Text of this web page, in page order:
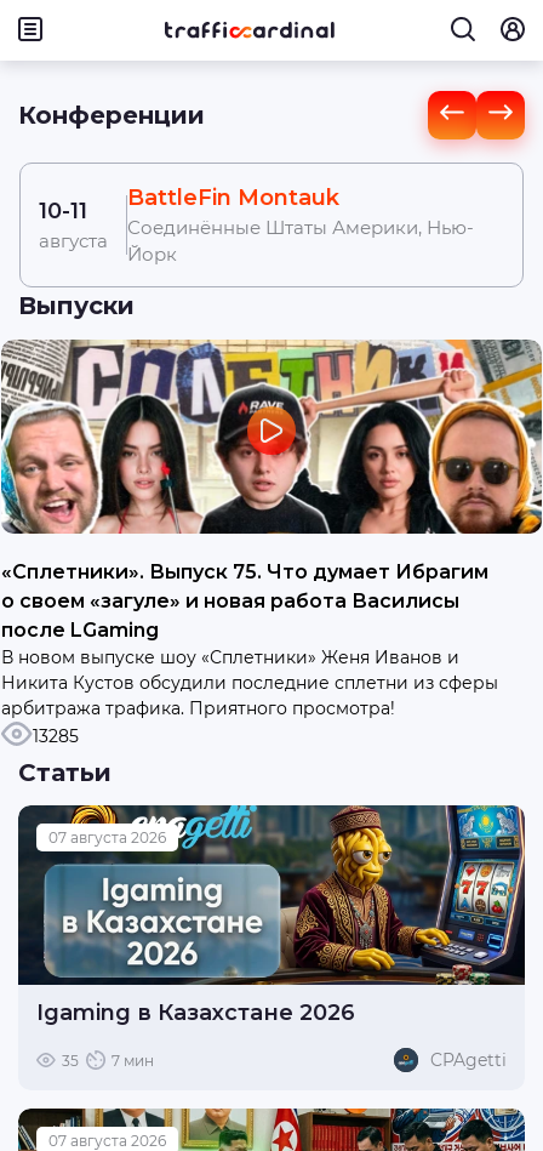
Конференции
10-11
августа
BattleFin Montauk
Соединённые Штаты Америки, Нью-
Йорк
Выпуски
«Сплетники». Выпуск 75. Что думает Ибрагим
о своем «загуле» и новая работа Василисы
после LGaming
В новом выпуске шоу «Сплетники» Женя Иванов и
Никита Кустов обсудили последние сплетни из сферы
арбитража трафика. Приятного просмотра!
13285
Статьи
07 августа 2026
Igaming в Казахстане 2026
35 7 мин CPAgetti
07 августа 2026